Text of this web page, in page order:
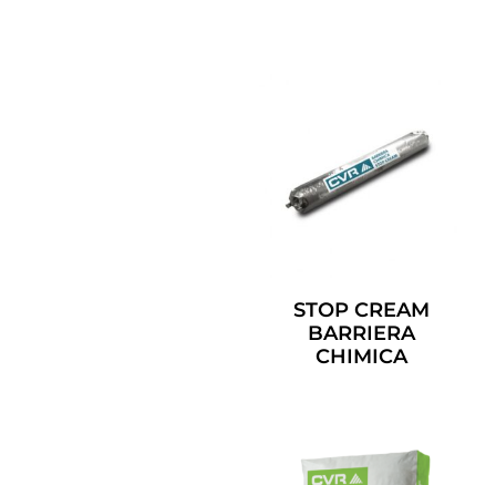
STOP CREAM
BARRIERA
CHIMICA